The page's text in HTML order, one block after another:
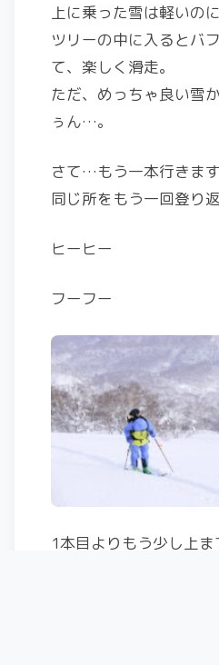
上に乗った雪は軽いの
ツリーの中に入るとバ
て、楽しく滑走。
ただ、めっちゃ良い雪
ぅん…。
さて…もう一本行きま
同じ所をもう一回登り
ヒーヒー
フーフー
1本目よりもう少し上